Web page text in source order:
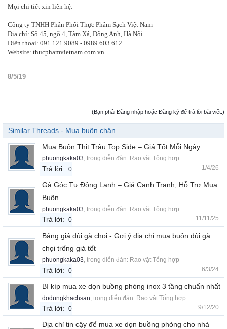
Mọi chi tiết xin liên hệ:
--------------------------------------------------------------------
Công ty TNHH Phân Phối Thực Phâm Sạch Việt Nam
Địa chỉ: Số 45, ngõ 4, Tàm Xá, Đông Anh, Hà Nội
Điện thoại: 091.121.9089 - 0989.603.612
Website: thucphamvietnam.com.vn
8/5/19
(Bạn phải Đăng nhập hoặc Đăng ký để trả lời bài viết.)
Similar Threads - Mua buôn chân
Mua Buôn Thịt Trâu Top Side – Giá Tốt Mỗi Ngày
phuongkaka03 , trong diễn đàn: Rao vặt Tổng hợp
Trả lời: 0 1/4/26
Gà Góc Tư Đông Lạnh – Giá Cạnh Tranh, Hỗ Trợ Mua
Buôn
phuongkaka03 , trong diễn đàn: Rao vặt Tổng hợp
Trả lời: 0 11/11/25
Bảng giá đùi gà chọi - Gợi ý địa chỉ mua buôn đùi gà
chọi trống giá tốt
phuongkaka03 , trong diễn đàn: Rao vặt Tổng hợp
Trả lời: 0 6/3/24
Bí kíp mua xe dọn buồng phòng inox 3 tầng chuẩn nhất
dodungkhachsan , trong diễn đàn: Rao vặt Tổng hợp
Trả lời: 0 9/12/20
Địa chỉ tin cậy để mua xe dọn buồng phòng cho nhà